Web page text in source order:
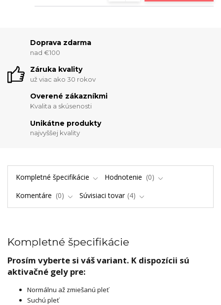
Doprava zdarma
nad €100
Záruka kvality
už viac ako 30 rokov
Overené zákazníkmi
Kvalita a skúsenosti
Unikátne produkty
najvyššej kvality
Kompletné špecifikácie Hodnotenie
0
Komentáre
0 Súvisiaci tovar 4
Kompletné špecifikácie
Prosím vyberte si váš variant. K dispozícii sú
aktivačné gely pre:
Normálnu až zmiešanú pleť
Suchú pleť